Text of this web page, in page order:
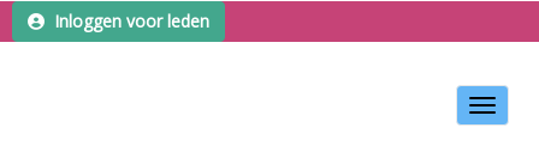
Inloggen voor leden
Toggle